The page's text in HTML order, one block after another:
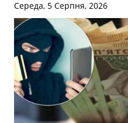
Середа, 5 Серпня, 2026